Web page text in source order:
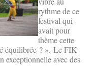
rythme de ce
festival qui
avait pour
thème cette
équilibrée ? ». Le FIK
exceptionnelle avec des